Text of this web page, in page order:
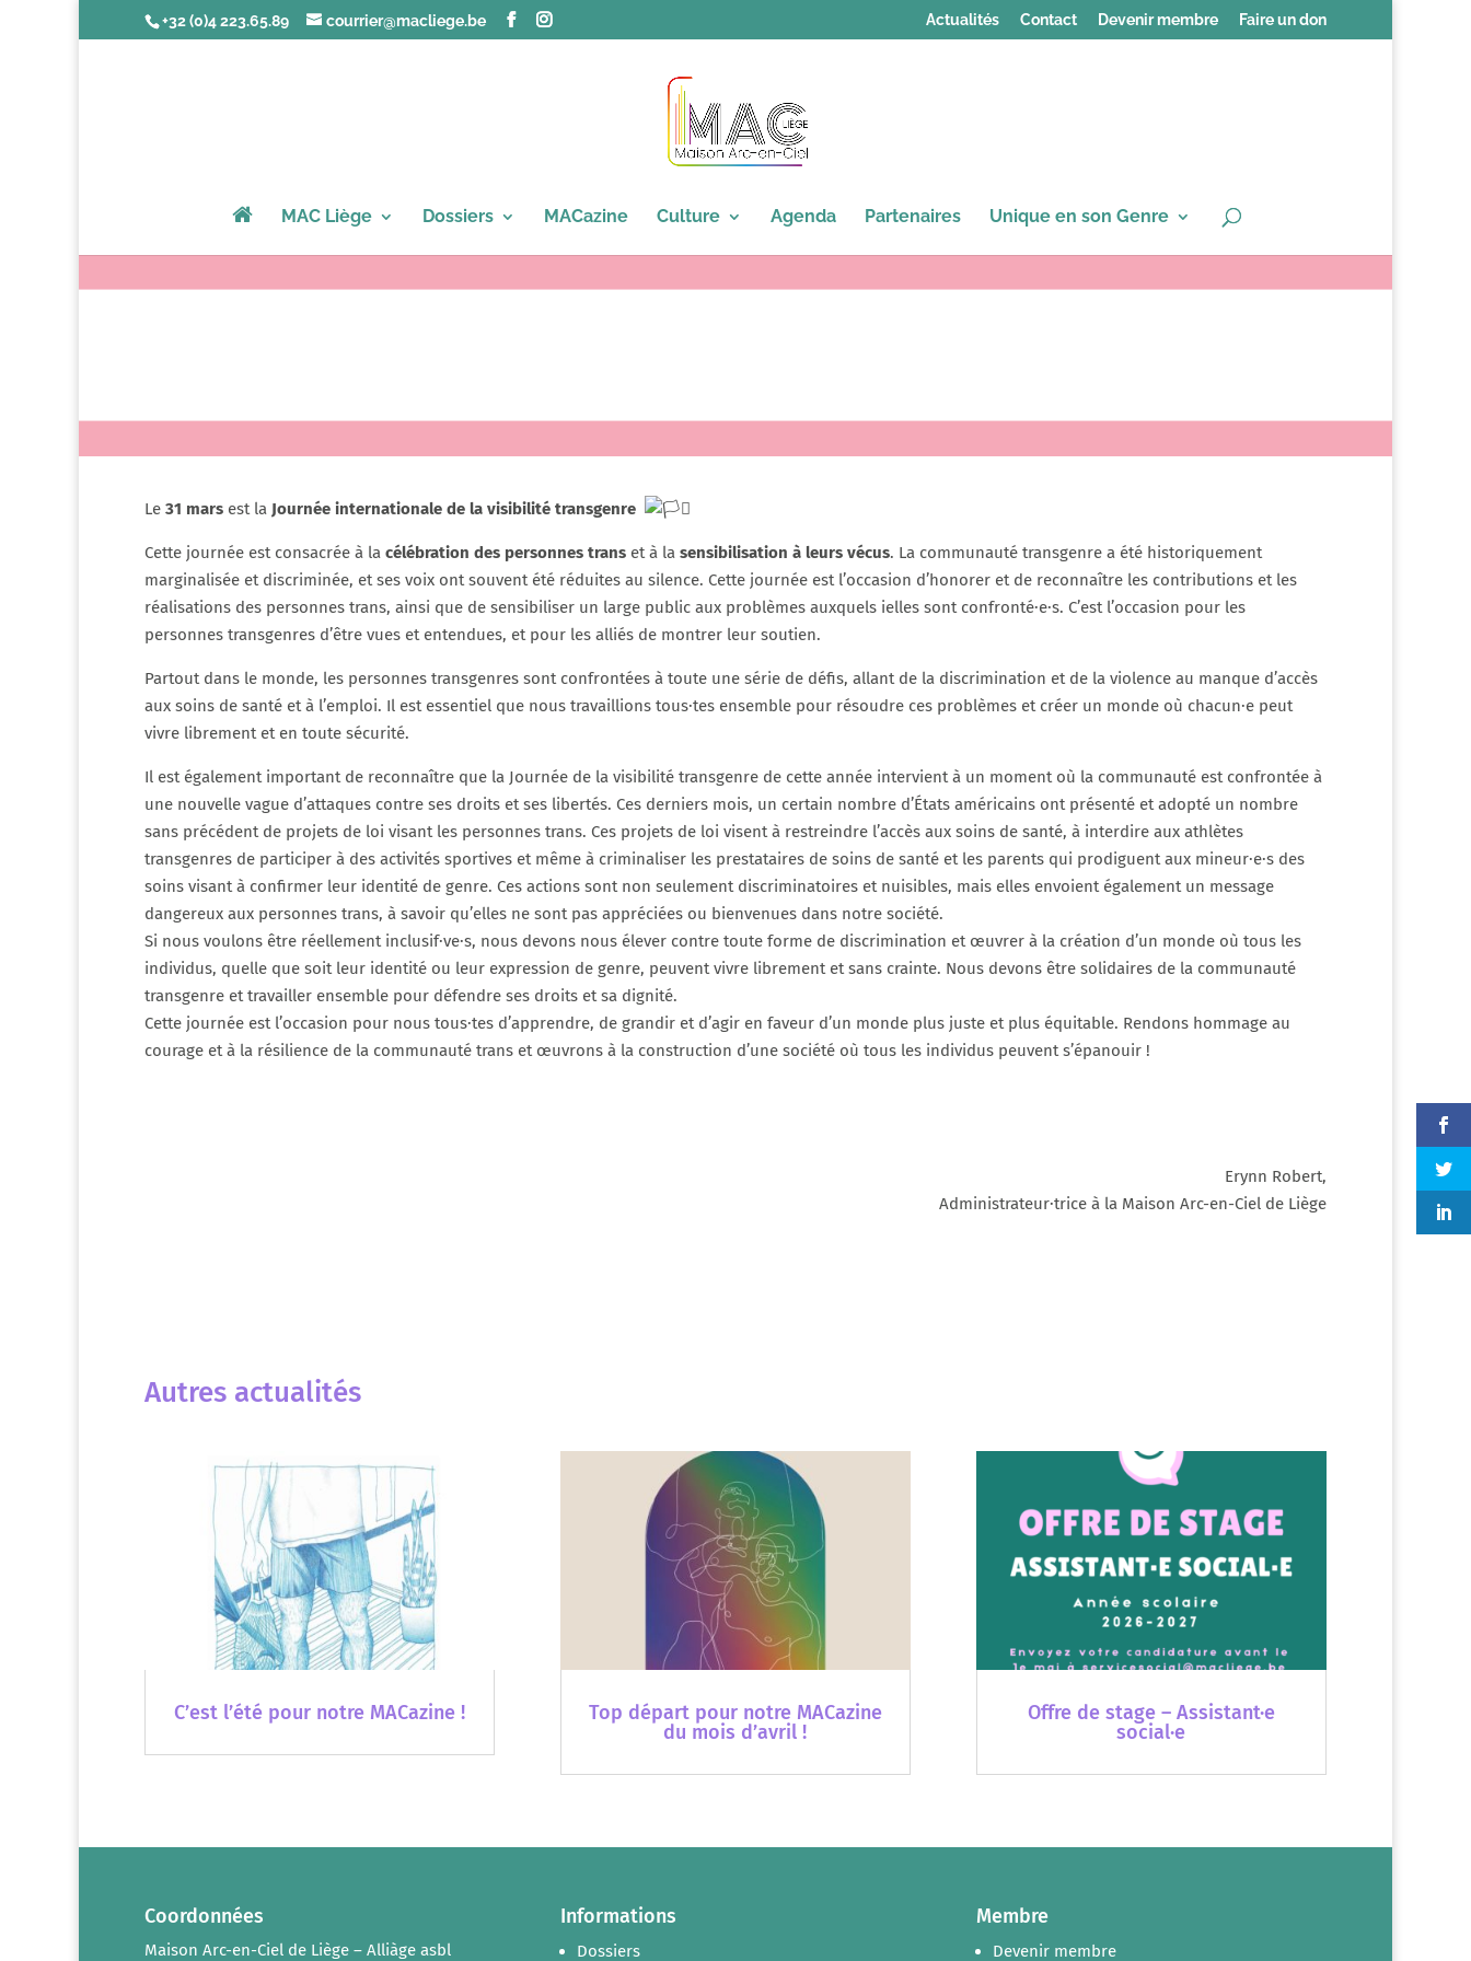
+32 (0)4 223.65.89 courrier@macliege.be Actualités Contact Devenir membre Faire un don
MAC Liège Dossiers MACazine Culture Agenda Partenaires Unique en son Genre
Le 31 mars est la Journée internationale de la visibilité transgenre
Cette journée est consacrée à la célébration des personnes trans et à la sensibilisation à leurs vécus. La communauté transgenre a été historiquement
marginalisée et discriminée, et ses voix ont souvent été réduites au silence. Cette journée est l’occasion d’honorer et de reconnaître les contributions et les
réalisations des personnes trans, ainsi que de sensibiliser un large public aux problèmes auxquels ielles sont confronté·e·s. C’est l’occasion pour les
personnes transgenres d’être vues et entendues, et pour les alliés de montrer leur soutien.
Partout dans le monde, les personnes transgenres sont confrontées à toute une série de défis, allant de la discrimination et de la violence au manque d’accès
aux soins de santé et à l’emploi. Il est essentiel que nous travaillions tous·tes ensemble pour résoudre ces problèmes et créer un monde où chacun·e peut
vivre librement et en toute sécurité.
Il est également important de reconnaître que la Journée de la visibilité transgenre de cette année intervient à un moment où la communauté est confrontée à
une nouvelle vague d’attaques contre ses droits et ses libertés. Ces derniers mois, un certain nombre d’États américains ont présenté et adopté un nombre
sans précédent de projets de loi visant les personnes trans. Ces projets de loi visent à restreindre l’accès aux soins de santé, à interdire aux athlètes
transgenres de participer à des activités sportives et même à criminaliser les prestataires de soins de santé et les parents qui prodiguent aux mineur·e·s des
soins visant à confirmer leur identité de genre. Ces actions sont non seulement discriminatoires et nuisibles, mais elles envoient également un message
dangereux aux personnes trans, à savoir qu’elles ne sont pas appréciées ou bienvenues dans notre société.
Si nous voulons être réellement inclusif·ve·s, nous devons nous élever contre toute forme de discrimination et œuvrer à la création d’un monde où tous les
individus, quelle que soit leur identité ou leur expression de genre, peuvent vivre librement et sans crainte. Nous devons être solidaires de la communauté
transgenre et travailler ensemble pour défendre ses droits et sa dignité.
Cette journée est l’occasion pour nous tous·tes d’apprendre, de grandir et d’agir en faveur d’un monde plus juste et plus équitable. Rendons hommage au
courage et à la résilience de la communauté trans et œuvrons à la construction d’une société où tous les individus peuvent s’épanouir !
Erynn Robert,
Administrateur·trice à la Maison Arc-en-Ciel de Liège
Autres actualités
C’est l’été pour notre MACazine !
Top départ pour notre MACazine
du mois d’avril !
Offre de stage – Assistant·e
social·e
Coordonnées
Maison Arc-en-Ciel de Liège – Alliàge asbl
Informations
Dossiers
Membre
Devenir membre